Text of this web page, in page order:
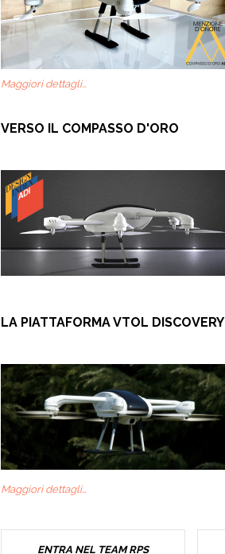
Maggiori dettagli…
VERSO IL COMPASSO D'ORO
LA PIATTAFORMA VTOL DISCOVERY
Maggiori dettagli…
ENTRA NEL TEAM RPS